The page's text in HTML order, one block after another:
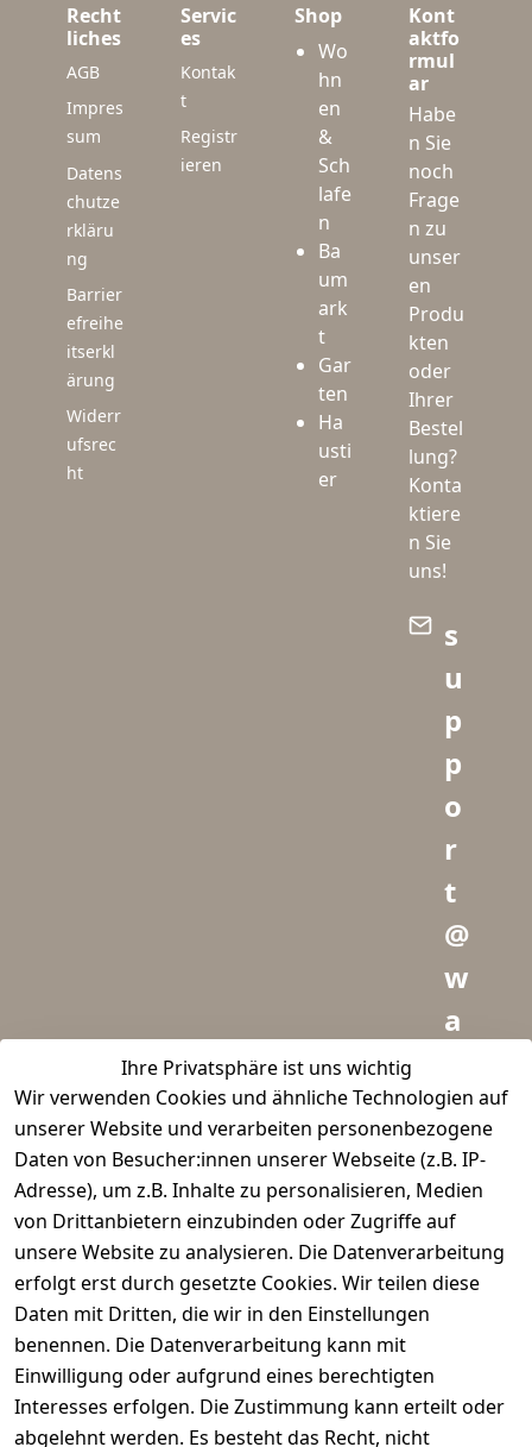
Ihre Privatsphäre ist uns wichtig
Wir verwenden Cookies und ähnliche Technologien auf
unserer Website und verarbeiten personenbezogene
Daten von Besucher:innen unserer Webseite (z.B. IP-
Adresse), um z.B. Inhalte zu personalisieren, Medien
von Drittanbietern einzubinden oder Zugriffe auf
unsere Website zu analysieren. Die Datenverarbeitung
erfolgt erst durch gesetzte Cookies. Wir teilen diese
Daten mit Dritten, die wir in den Einstellungen
benennen. Die Datenverarbeitung kann mit
Einwilligung oder aufgrund eines berechtigten
Interesses erfolgen. Die Zustimmung kann erteilt oder
abgelehnt werden. Es besteht das Recht, nicht
Recht
liches
AGB
Impres
sum
Datens
chutze
rkläru
ng
Barrier
efreihe
itserkl
ärung
Widerr
ufsrec
ht
Servic
es
Kontak
t
Registr
ieren
Shop
Wo
hn
en
&
Sch
lafe
n
Ba
um
ark
t
Gar
ten
Ha
usti
er
Kont
aktfo
rmul
ar
Habe
n Sie
noch
Frage
n zu
unser
en
Produ
kten
oder
Ihrer
Bestel
lung?
Konta
ktiere
n Sie
uns!
s
u
p
p
o
r
t
@
w
a
d
m
e
i
s
r.